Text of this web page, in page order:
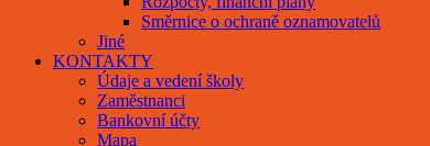
Směrnice o ochraně oznamovatelů
Jiné
KONTAKTY
Údaje a vedení školy
Zaměstnanci
Bankovní účty
Mapa